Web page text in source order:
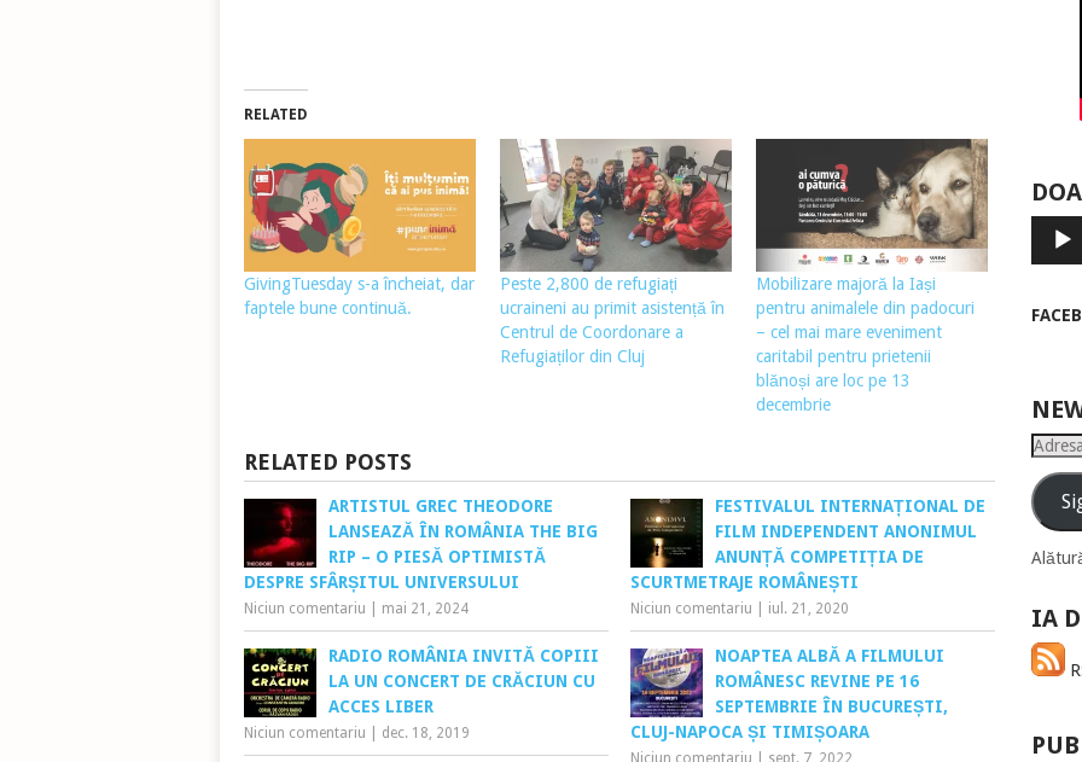
RELATED
GivingTuesday s-a încheiat, dar
faptele bune continuă.
Peste 2,800 de refugiați
ucraineni au primit asistență în
Centrul de Coordonare a
Refugiaților din Cluj
Mobilizare majoră la Iași
pentru animalele din padocuri
– cel mai mare eveniment
caritabil pentru prietenii
blănoși are loc pe 13
decembrie
RELATED POSTS
ARTISTUL GREC THEODORE
LANSEAZĂ ÎN ROMÂNIA THE BIG
RIP – O PIESĂ OPTIMISTĂ
DESPRE SFÂRȘITUL UNIVERSULUI
Niciun comentariu mai 21, 2024
FESTIVALUL INTERNAȚIONAL DE
FILM INDEPENDENT ANONIMUL
ANUNȚĂ COMPETIȚIA DE
SCURTMETRAJE ROMÂNEȘTI
Niciun comentariu iul. 21, 2020
RADIO ROMÂNIA INVITĂ COPIII
LA UN CONCERT DE CRĂCIUN CU
ACCES LIBER
Niciun comentariu dec. 18, 2019
NOAPTEA ALBĂ A FILMULUI
ROMÂNESC REVINE PE 16
SEPTEMBRIE ÎN BUCUREȘTI,
CLUJ-NAPOCA ȘI TIMIȘOARA
Niciun comentariu sept. 7, 2022
Player
audio
Adresa
email
IA
PUB